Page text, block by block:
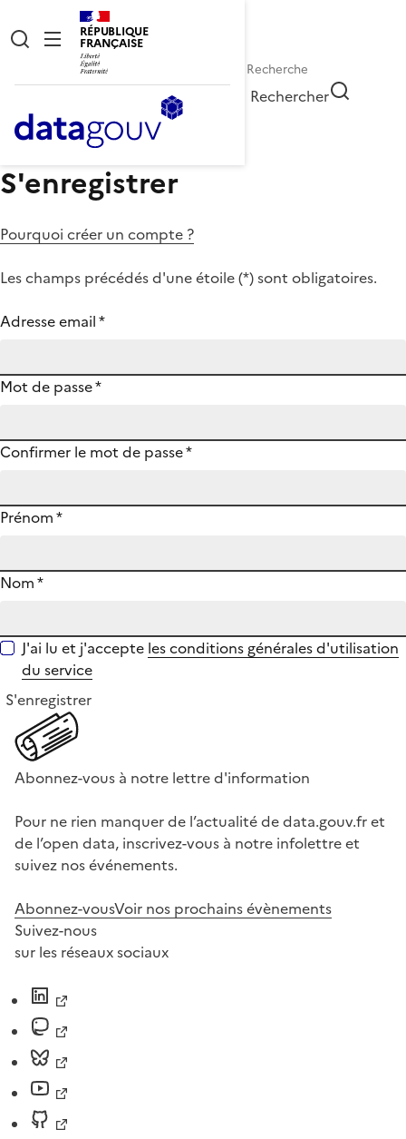
RÉPUBLIQUE
FRANÇAISE
Rechercher
S'enregistrer
Pourquoi créer un compte ?
Les champs précédés d'une étoile (*) sont obligatoires.
Adresse email*
Mot de passe*
Confirmer le mot de passe*
Prénom*
Nom*
J'ai lu et j'accepte les conditions générales d'utilisation
du service
S'enregistrer
Abonnez-vous à notre lettre d'information
Pour ne rien manquer de l’actualité de data.gouv.fr et
de l’open data, inscrivez-vous à notre infolettre et
suivez nos événements.
Abonnez-vousVoir nos prochains évènements
Suivez-nous
sur les réseaux sociaux